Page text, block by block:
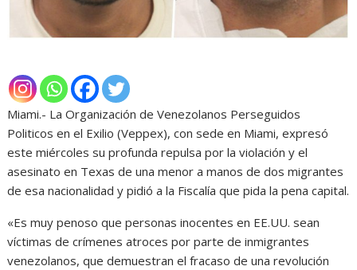
Miami.- La Organización de Venezolanos Perseguidos
Politicos en el Exilio (Veppex), con sede en Miami, expresó
este miércoles su profunda repulsa por la violación y el
asesinato en Texas de una menor a manos de dos migrantes
de esa nacionalidad y pidió a la Fiscalía que pida la pena capital.
«Es muy penoso que personas inocentes en EE.UU. sean
víctimas de crímenes atroces por parte de inmigrantes
venezolanos, que demuestran el fracaso de una revolución